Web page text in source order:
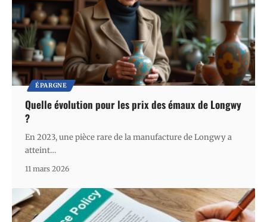
ÉPARGNE
Quelle évolution pour les prix des émaux de Longwy
?
En 2023, une pièce rare de la manufacture de Longwy a
atteint…
11 mars 2026